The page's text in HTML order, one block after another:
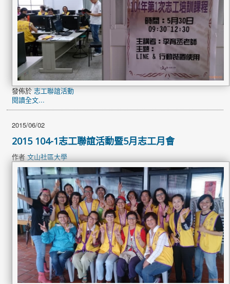
發佈於 志工聯誼活動
閱讀全文...
2015/06/02
2015 104-1志工聯誼活動暨5月志工月會
作者文山社區大學